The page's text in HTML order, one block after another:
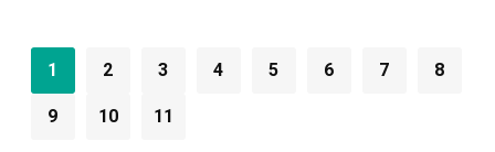
1 2 3 4 5 6 7 8
9 10 11